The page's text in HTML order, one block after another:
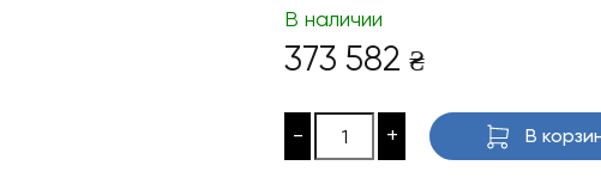
В наличии
373 582 ₴
- + В